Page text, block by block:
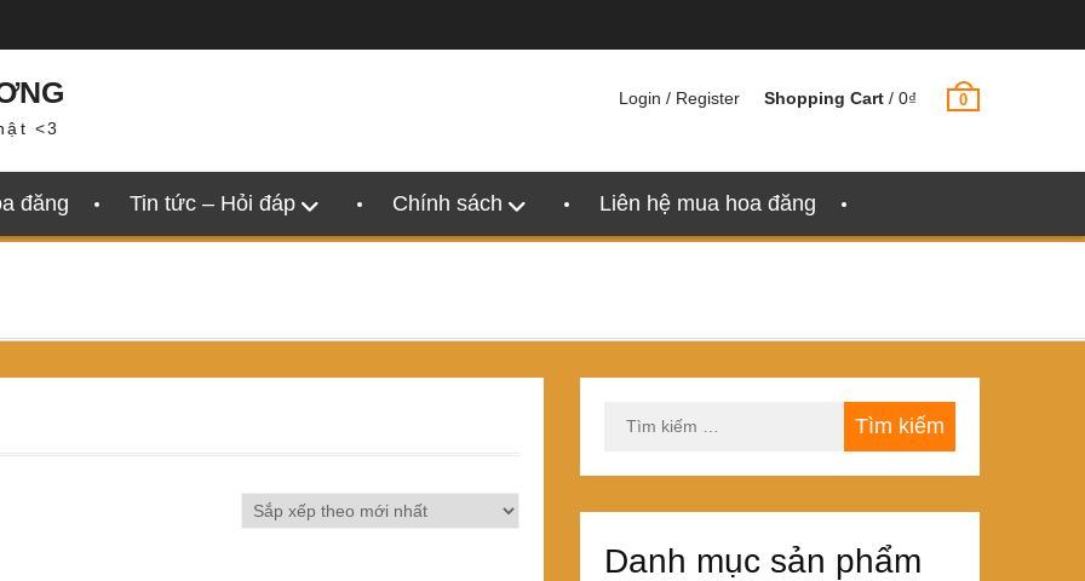
<3
Login / Register Shopping Cart / 0₫ 0
đăng Tin tức – Hỏi đáp Chính sách Liên hệ mua hoa đăng
kiếm
Danh mục sản phẩm